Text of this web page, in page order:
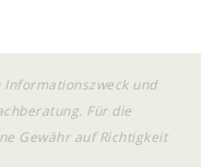
und
Für die
Gewähr auf Richtigkeit